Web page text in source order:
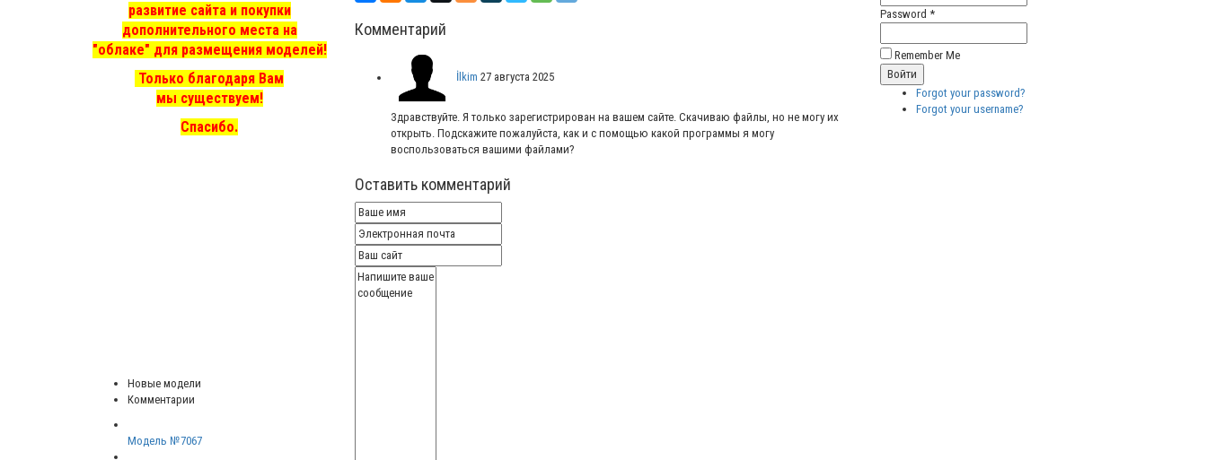
развитие сайта и покупки
дополнительного места на
"облаке" для размещения моделей!
Только благодаря Вам
мы существуем!
Спасибо.
Новые модели
Комментарии
Модель №7067
Комментарий
İlkim 27 августа 2025
Здравствуйте. Я только зарегистрирован на вашем сайте. Скачиваю файлы, но не могу их
открыть. Подскажите пожалуйста, как и с помощью какой программы я могу
воспользоваться вашими файлами?
Оставить комментарий
Password *
Remember Me
Forgot your password?
Forgot your username?